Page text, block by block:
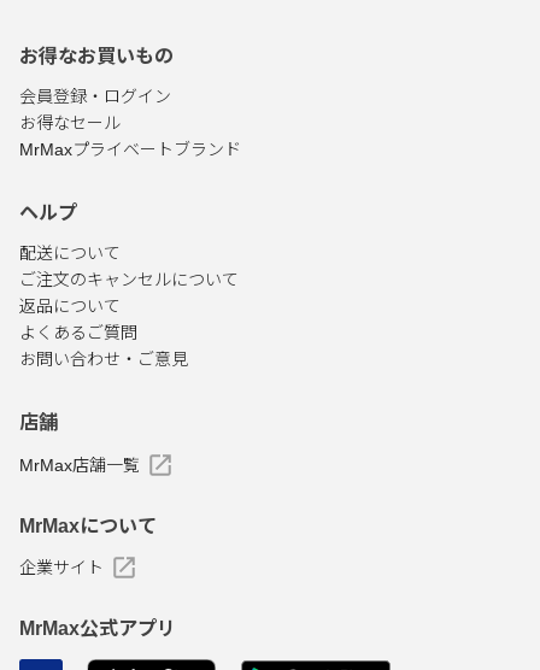
お得なお買いもの
会員登録・ログイン
お得なセール
MrMaxプライベートブランド
ヘルプ
配送について
ご注文のキャンセルについて
返品について
よくあるご質問
お問い合わせ・ご意見
店舗
MrMax店舗一覧
MrMaxについて
企業サイト
MrMax公式アプリ